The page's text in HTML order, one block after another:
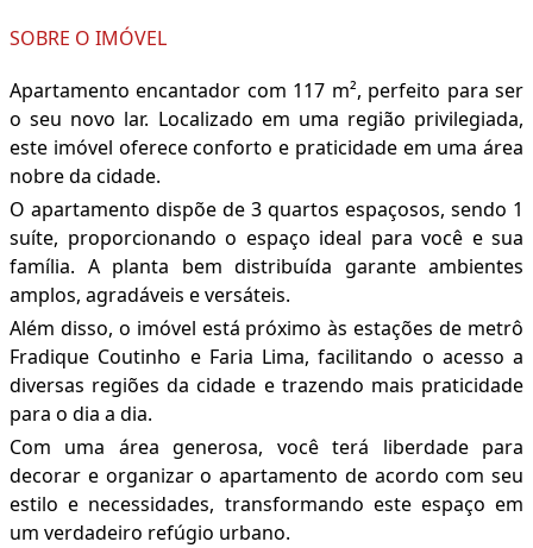
SOBRE O IMÓVEL
Apartamento encantador com 117 m², perfeito para ser
o seu novo lar. Localizado em uma região privilegiada,
este imóvel oferece conforto e praticidade em uma área
nobre da cidade.
O apartamento dispõe de 3 quartos espaçosos, sendo 1
suíte, proporcionando o espaço ideal para você e sua
família. A planta bem distribuída garante ambientes
amplos, agradáveis e versáteis.
Além disso, o imóvel está próximo às estações de metrô
Fradique Coutinho e Faria Lima, facilitando o acesso a
diversas regiões da cidade e trazendo mais praticidade
para o dia a dia.
Com uma área generosa, você terá liberdade para
decorar e organizar o apartamento de acordo com seu
estilo e necessidades, transformando este espaço em
um verdadeiro refúgio urbano.